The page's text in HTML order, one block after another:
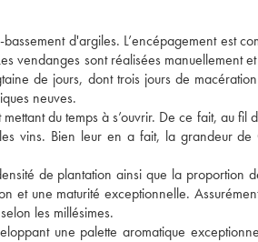
d'argiles. L’encépagement est
vendanges sont réalisées manuellement
de jours, dont trois jours de
neuves.
du temps à s’ouvrir. De ce fait, au fil
vins. Bien leur en a fait, la grandeur de
de plantation ainsi que la proportion
et une maturité exceptionnelle.
les millésimes.
une palette aromatique